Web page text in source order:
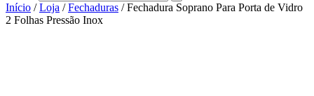
Início /Loja /Fechaduras / Fechadura Soprano Para Porta de Vidro
2 Folhas Pressão Inox